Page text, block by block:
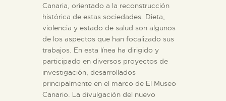
ESPAÑOL
PREPARAR LA VISITA
ACTIVIDADES
Canaria, orientado a la reconstrucción
histórica de estas sociedades. Dieta,
violencia y estado de salud son algunos
de los aspectos que han focalizado sus
trabajos. En esta línea ha dirigido y
participado en diversos proyectos de
investigación, desarrollados
principalmente en el marco de El Museo
Canario. La divulgación del nuevo